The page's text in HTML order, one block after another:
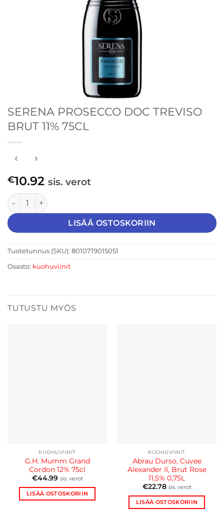
SERENA PROSECCO DOC TREVISO
BRUT 11% 75CL
€10.92 sis. verot
SERENA PROSECCO DOC TREVISO BRUT 11% 75CL määrä
LISÄÄ OSTOSKORIIN
Tuotetunnus (SKU): 8010719015051
Osasto: kuohuviinit
TUTUSTU MYÖS
KUOHUVIINIT
G.H. Mumm Grand
Cordon 12% 75cl
€44.99 sis. verot
LISÄÄ OSTOSKORIIN
KUOHUVIINIT
Abrau Durso, Cuvee
Alexander II, Brut Rose
11,5% 0,75L
€22.78 sis. verot
LISÄÄ OSTOSKORIIN